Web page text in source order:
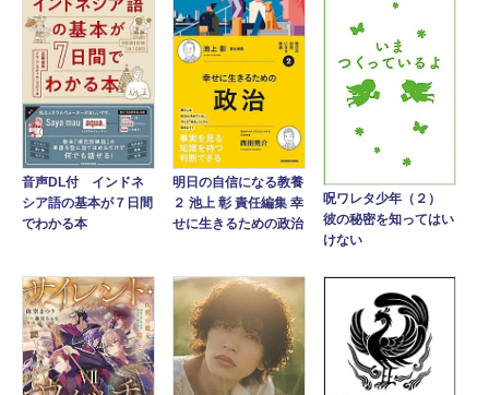
音声DL付 インドネ
シア語の基本が７日間
でわかる本
明日の自信になる教養
２ 池上 彰 責任編集 幸
せに生きるための政治
呪ワレタ少年（２）
彼の秘密を知ってはい
けない